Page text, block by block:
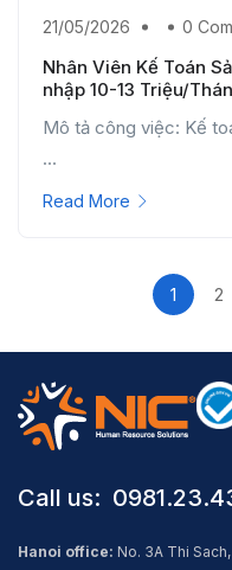
21/05/2026 0
Nhân Viên Kế Toán
nhập 10-13 Triệu/
Mô tả công việc: Kế
...
Read More
1 2
Call us:
Hanoi office: No. 3A Thi